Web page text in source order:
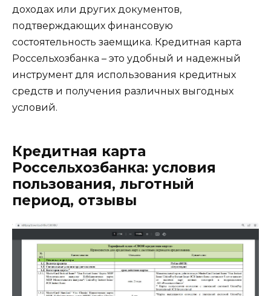
доходах или других документов,
подтверждающих финансовую
состоятельность заемщика. Кредитная карта
Россельхозбанка – это удобный и надежный
инструмент для использования кредитных
средств и получения различных выгодных
условий.
Кредитная карта
Россельхозбанка: условия
пользования, льготный
период, отзывы